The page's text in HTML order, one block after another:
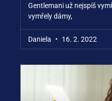
Gentlemani už nejspíš
vymřely dámy,
Daniela 16. 2. 2022